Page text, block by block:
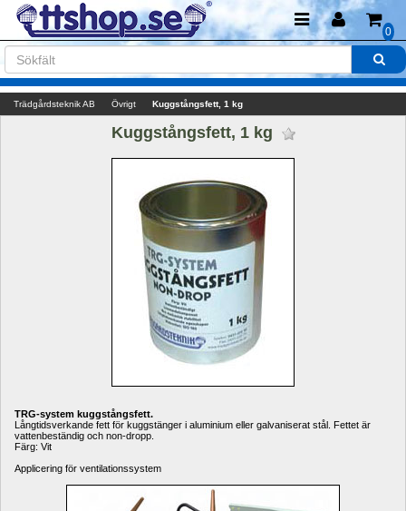
0
Trädgårdsteknik AB Övrigt Kuggstångsfett, 1 kg
Kuggstångsfett, 1 kg
TRG-system kuggstångsfett.
Långtidsverkande fett för kuggstänger i aluminium eller galvaniserat stål. Fettet är
vattenbeständig och non-dropp.
Färg: Vit
Applicering för ventilationssystem